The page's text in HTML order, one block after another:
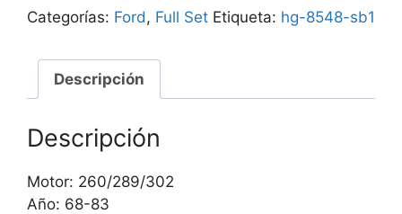
Categorías: Ford, Full Set Etiqueta: hg-8548-sb1
Descripción
Descripción
Motor: 260/289/302
Año: 68-83